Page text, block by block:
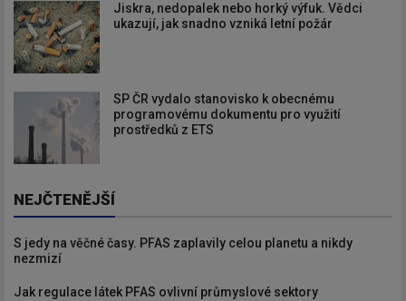
Jiskra, nedopalek nebo horký výfuk. Vědci
ukazují, jak snadno vzniká letní požár
SP ČR vydalo stanovisko k obecnému
programovému dokumentu pro využití
prostředků z ETS
NEJČTENĚJŠÍ
S jedy na věčné časy. PFAS zaplavily celou planetu a nikdy
nezmizí
Jak regulace látek PFAS ovlivní průmyslové sektory